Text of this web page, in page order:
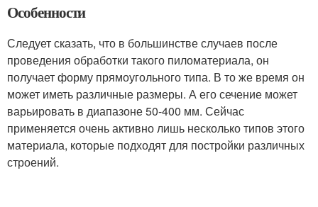
Особенности
Следует сказать, что в большинстве случаев после
проведения обработки такого пиломатериала, он
получает форму прямоугольного типа. В то же время он
может иметь различные размеры. А его сечение может
варьировать в диапазоне 50-400 мм. Сейчас
применяется очень активно лишь несколько типов этого
материала, которые подходят для постройки различных
строений.